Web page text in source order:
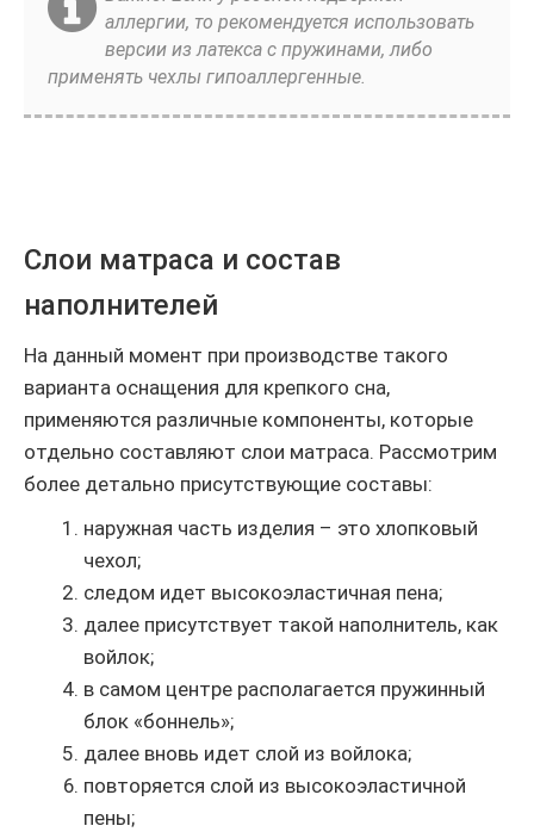
аллергии, то рекомендуется использовать
версии из латекса с пружинами, либо
применять чехлы гипоаллергенные.
Слои матраса и состав
наполнителей
На данный момент при производстве такого
варианта оснащения для крепкого сна,
применяются различные компоненты, которые
отдельно составляют слои матраса. Рассмотрим
более детально присутствующие составы:
наружная часть изделия – это хлопковый
чехол;
следом идет высокоэластичная пена;
далее присутствует такой наполнитель, как
войлок;
в самом центре располагается пружинный
блок «боннель»;
далее вновь идет слой из войлока;
повторяется слой из высокоэластичной
пены;